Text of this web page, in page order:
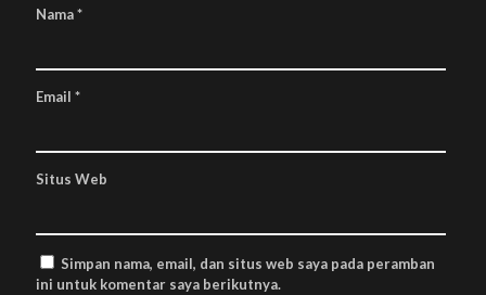
Nama*
Email *
Situs Web
Simpan nama, email, dan situs web saya pada peramban
ini untuk komentar saya berikutnya.